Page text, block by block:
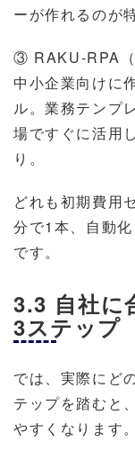
ーが作れるのが
③ RAKU-RPA（
中小企業向けに
ル。業務テンプ
場ですぐに活用
り。
どれも初期費用
分で1本、自動
です。
3.3 自社に
3ステップ
では、実際にど
テップを踏むと
やすくなります。